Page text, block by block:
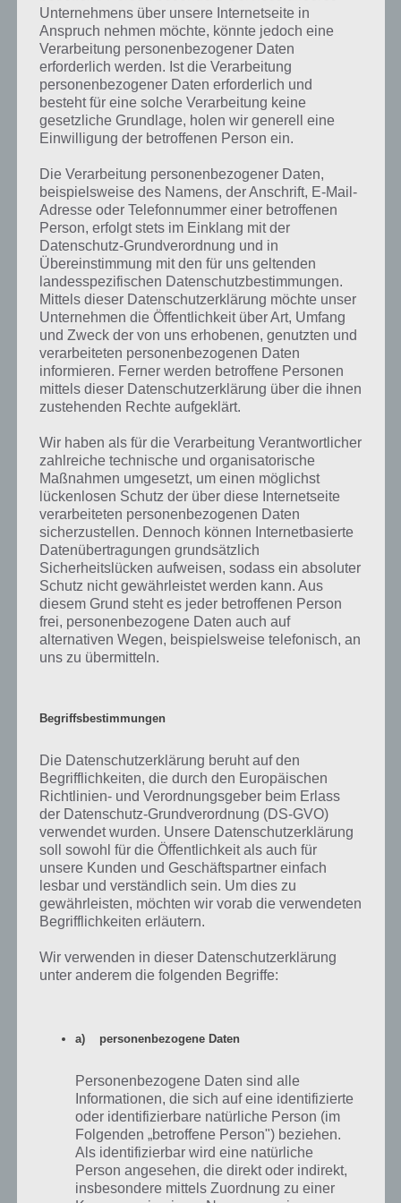
Lvl 93 Walkthrough
100 Doors 2013: Level 94 Lösung
Weiter geht es mit der Lösung zu Level 94 von 100 Doors 2013. Nach
etwas Überlegen ist auch dieses Level schnell gelöst. Über der Tür
sehen wir die Buchstaben X Y J Z. In den Ecken sehen wir ebenso die
Buchstaben und darunter Zahlen. Wir müssen nun auf die Tür
schauen und ein Zahl finden, welche den genannten Teiler hat. Bei
der 13 ist dies bspw. die 91, bei der 7 (Y) die 49, bei der 11 (J) ist das
die 121 und bei Z die 3.
Dadurch erhalten wir den Code, wenn wir die Reihenfolge XYJZ
beachten. Der Code zur Lösung von Level 94 lautet also 91 49 121 3.
100 Doors 2013 Level 94 Lösung
Nun geht es mit der Lösung zu Level 95 weiter. Man sieht neben der
man Zahlen, die sich unterscheiden, als auch Zahlen, die gleich sind.
Wir haben nun schon probiert alle neuen Zahlen einzutippen und
lediglich die Zahlen, die beim neuen anderes sind, aber ohne Erfolg.
Doch die Lösung für Level 95 ist mal wieder eine andere. Und zwar
muss man die Zahlen eintippen, welche gleich sind. Das sind 27 92 49
77 und dies ist zugleich unser Code. Diesen tippen wir ein und schon
gehts weiter.
100 Doors 2013 Level 95 Lösung
100 Doors 2013: Level 96 Lösung
Unternehmens über unsere Internetseite in
Anspruch nehmen möchte, könnte jedoch eine
Verarbeitung personenbezogener Daten
erforderlich werden. Ist die Verarbeitung
personenbezogener Daten erforderlich und
besteht für eine solche Verarbeitung keine
gesetzliche Grundlage, holen wir generell eine
Einwilligung der betroffenen Person ein.
Die Verarbeitung personenbezogener Daten,
beispielsweise des Namens, der Anschrift, E-Mail-
Adresse oder Telefonnummer einer betroffenen
Person, erfolgt stets im Einklang mit der
Datenschutz-Grundverordnung und in
Übereinstimmung mit den für uns geltenden
landesspezifischen Datenschutzbestimmungen.
Mittels dieser Datenschutzerklärung möchte unser
Unternehmen die Öffentlichkeit über Art, Umfang
und Zweck der von uns erhobenen, genutzten und
verarbeiteten personenbezogenen Daten
informieren. Ferner werden betroffene Personen
mittels dieser Datenschutzerklärung über die ihnen
zustehenden Rechte aufgeklärt.
Wir haben als für die Verarbeitung Verantwortlicher
zahlreiche technische und organisatorische
Maßnahmen umgesetzt, um einen möglichst
lückenlosen Schutz der über diese Internetseite
verarbeiteten personenbezogenen Daten
sicherzustellen. Dennoch können Internetbasierte
Datenübertragungen grundsätzlich
Sicherheitslücken aufweisen, sodass ein absoluter
Schutz nicht gewährleistet werden kann. Aus
diesem Grund steht es jeder betroffenen Person
frei, personenbezogene Daten auch auf
alternativen Wegen, beispielsweise telefonisch, an
uns zu übermitteln.
Begriffsbestimmungen
Die Datenschutzerklärung beruht auf den
Begrifflichkeiten, die durch den Europäischen
Richtlinien- und Verordnungsgeber beim Erlass
der Datenschutz-Grundverordnung (DS-GVO)
verwendet wurden. Unsere Datenschutzerklärung
soll sowohl für die Öffentlichkeit als auch für
unsere Kunden und Geschäftspartner einfach
lesbar und verständlich sein. Um dies zu
gewährleisten, möchten wir vorab die verwendeten
Begrifflichkeiten erläutern.
Wir verwenden in dieser Datenschutzerklärung
unter anderem die folgenden Begriffe:
a) personenbezogene Daten
Personenbezogene Daten sind alle
Informationen, die sich auf eine identifizierte
oder identifizierbare natürliche Person (im
Folgenden „betroffene Person") beziehen.
Als identifizierbar wird eine natürliche
Person angesehen, die direkt oder indirekt,
insbesondere mittels Zuordnung zu einer